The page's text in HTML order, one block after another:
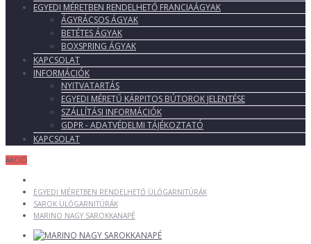
EGYEDI MÉRETBEN RENDELHETŐ FRANCIAÁGYAK
ÁGYRÁCSOS ÁGYAK
BETÉTES ÁGYAK
BOXSPRING ÁGYAK
KAPCSOLAT
INFORMÁCIÓK
NYITVATARTÁS
EGYEDI MÉRETŰ KÁRPITOS BÚTOROK JELENTÉSE
SZÁLLÍTÁSI INFORMÁCIÓK
GDPR - ADATVÉDELMI TÁJÉKOZTATÓ
KAPCSOLAT
AKCIÓ
EGYEDI MÉRETBEN RENDELHETŐ ÜLŐGARNITÚRÁK
SAROK ÜLŐGARNITÚRÁK
MARINO NAGY SAROKKANAPÉ